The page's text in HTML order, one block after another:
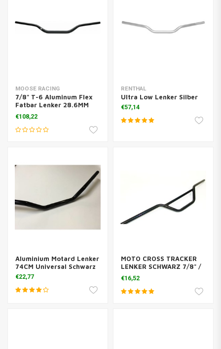
MOOSE RACING
7/8" T-6 Aluminum Flex
Fatbar Lenker 28.6MM
Schwarz
€108,22
RENTHAL
Ultra Low Lenker Silber
€57,14
Aluminium Motard Lenker
74CM Universal Schwarz
€22,77
MOTO CROSS TRACKER
LENKER SCHWARZ 7/8" /
22MM
€16,52